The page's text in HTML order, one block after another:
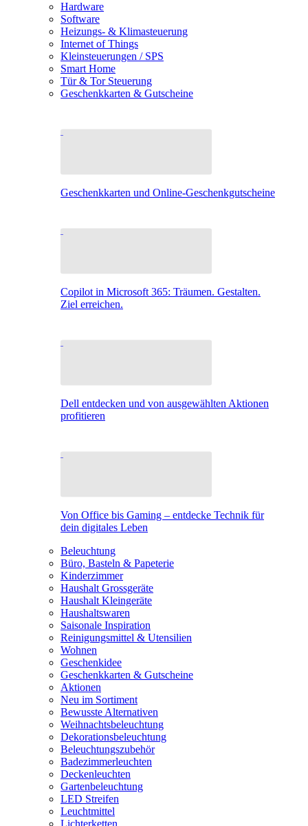
Hardware
Software
Heizungs- & Klimasteuerung
Internet of Things
Kleinsteuerungen / SPS
Smart Home
Tür & Tor Steuerung
Geschenkkarten & Gutscheine
Geschenkkarten und Online-Geschenkgutscheine
Copilot in Microsoft 365: Träumen. Gestalten.
Ziel erreichen.
Dell entdecken und von ausgewählten Aktionen
profitieren
Von Office bis Gaming – entdecke Technik für
dein digitales Leben
Beleuchtung
Büro, Basteln & Papeterie
Kinderzimmer
Haushalt Grossgeräte
Haushalt Kleingeräte
Haushaltswaren
Saisonale Inspiration
Reinigungsmittel & Utensilien
Wohnen
Geschenkidee
Geschenkkarten & Gutscheine
Aktionen
Neu im Sortiment
Bewusste Alternativen
Weihnachtsbeleuchtung
Dekorationsbeleuchtung
Beleuchtungszubehör
Badezimmerleuchten
Deckenleuchten
Gartenbeleuchtung
LED Streifen
Leuchtmittel
Lichterketten